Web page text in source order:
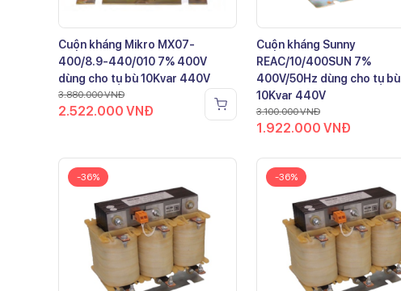
Cuộn kháng Mikro MX07-
400/8.9-440/010 7% 400V
dùng cho tụ bù 10Kvar 440V
3.880.000VNĐ
2.522.000 VNĐ
Cuộn kháng Sunny
REAC/10/400SUN 7%
400V/50Hz dùng cho tụ bù
10Kvar 440V
3.100.000VNĐ
1.922.000 VNĐ
-36% -36%